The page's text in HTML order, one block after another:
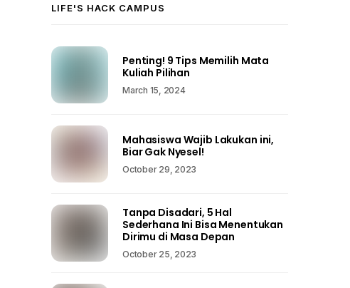
LIFE'S HACK CAMPUS
Penting! 9 Tips Memilih Mata
Kuliah Pilihan
March 15, 2024
Mahasiswa Wajib Lakukan ini,
Biar Gak Nyesel!
October 29, 2023
Tanpa Disadari, 5 Hal
Sederhana Ini Bisa Menentukan
Dirimu di Masa Depan
October 25, 2023